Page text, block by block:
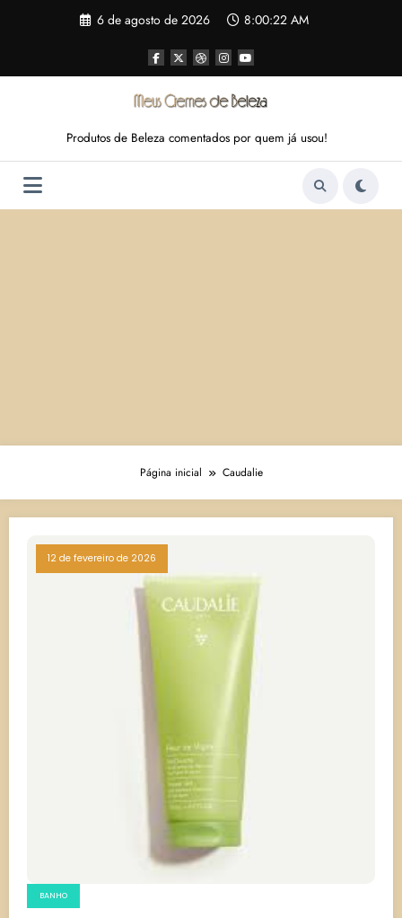
6 de agosto de 2026 8:00:23 AM
Produtos de Beleza comentados por quem já usou!
Página inicial Caudalie
12 de fevereiro de 2026
BANHO